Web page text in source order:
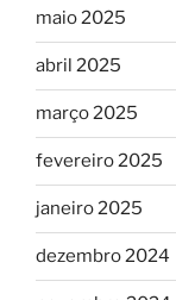
maio 2025
abril 2025
março 2025
fevereiro 2025
janeiro 2025
dezembro 2024